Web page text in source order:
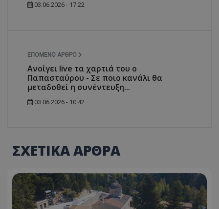
03.06.2026 - 17:22
ΕΠΌΜΕΝΟ ΆΡΘΡΟ
Ανοίγει live τα χαρτιά του ο
Παπασταύρου - Σε ποιο κανάλι θα
μεταδοθεί η συνέντευξη...
03.06.2026 - 10:42
ΣΧΕΤΙΚΑ ΑΡΘΡΑ